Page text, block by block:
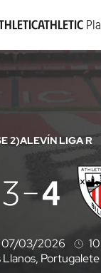
Athletic
2)ALEVÍN LIGA R
3 4
07/03/2026
U
Llanos, Portugalete